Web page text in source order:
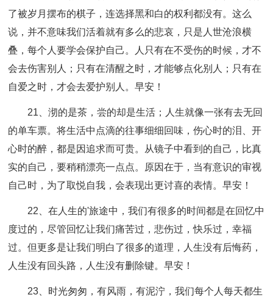
了被岁月摆布的棋子，连选择黑和白的权利都没有。这么
说，并不意味我们活着就有多么的悲哀，只是人世沧浪横
叠，每个人要学会保护自己。人只有在不受伤的时候，才不
会去伤害别人；只有在清醒之时，才能够点化别人；只有在
自爱之时，才会去爱护别人。早安！
21、沏的是茶，尝的却是生活；人生就像一张有去无回
的单车票。将生活中点滴的往事细细回味，伤心时的泪、开
心时的醉，都是因追求而可贵。从镜子中看到的自己，比真
实的自己，要稍稍漂亮一点点。原因在于，当有意识的审视
自己时，为了取悦自我，会表现出更讨喜的表情。早安！
22、在人生的'旅途中，我们有很多的时间都是在回忆中
度过的，尽管回忆让我们痛苦过，悲伤过，快乐过，幸福
过。但更多是让我们明白了很多的道理，人生没有后悔药，
人生没有回头路，人生没有删除键。早安！
23、时光匆匆，有风雨，有泥泞，我们每个人每天都生